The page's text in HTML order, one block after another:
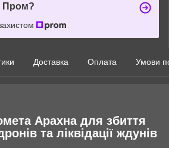
Пром?
Доставка Оплата Умови
Арахна для збиття
та ліквідації ждунів